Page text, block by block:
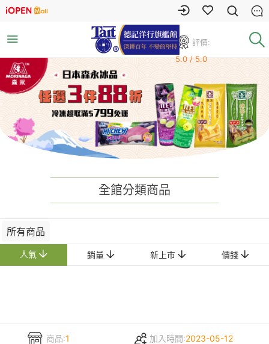
評價:
5.0 / 5.0
全館分類商品
所有商品
人氣 銷量 新上市 價錢
商品:1 加入時間:2023-05-12